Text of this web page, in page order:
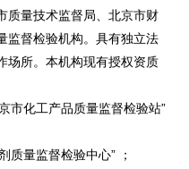
质量技术监督局、北京市财
监督检验机构。具有独立法
场所。本机构现有授权资质
市化工产品质量监督检验站”
质量监督检验中心” ；